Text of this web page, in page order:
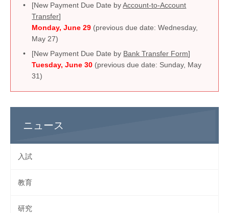
[New Payment Due Date byAccount-to-Account
Transfer]
Monday, June 29 (previous due date: Wednesday,
May 27)
[New Payment Due Date by Bank Transfer Form]
Tuesday, June 30 (previous due date: Sunday, May
31)
ニュース
入試
教育
研究